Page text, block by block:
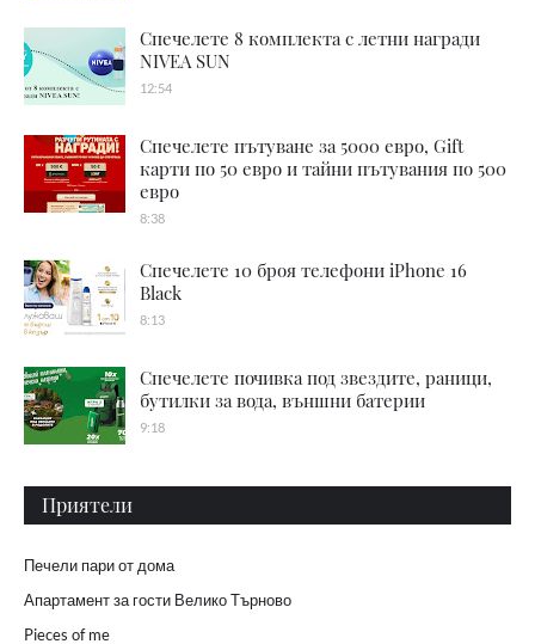
Спечелете 8 комплекта с летни награди
NIVEA SUN
12:54
Спечелете пътуване за 5000 евро, Gift
карти по 50 евро и тайни пътувания по 500
евро
8:38
Спечелете 10 броя телефони iPhone 16
Black
8:13
Спечелете почивка под звездите, раници,
бутилки за вода, външни батерии
9:18
Приятели
Печели пари от дома
Апартамент за гости Велико Търново
Pieces of me